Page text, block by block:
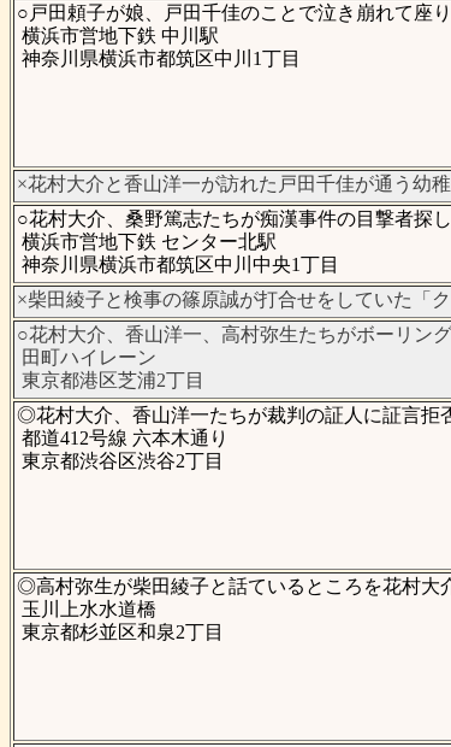
○戸田頼子が娘、戸田千佳のことで泣き崩れて座
横浜市営地下鉄 中川駅
神奈川県横浜市都筑区中川1丁目
×花村大介と香山洋一が訪れた戸田千佳が通う幼
○花村大介、桑野篤志たちが痴漢事件の目撃者探
横浜市営地下鉄 センター北駅
神奈川県横浜市都筑区中川中央1丁目
×柴田綾子と検事の篠原誠が打合せをしていた「
○花村大介、香山洋一、高村弥生たちがボーリン
田町ハイレーン
東京都港区芝浦2丁目
◎花村大介、香山洋一たちが裁判の証人に証言拒
都道412号線 六本木通り
東京都渋谷区渋谷2丁目
◎高村弥生が柴田綾子と話ているところを花村大
玉川上水水道橋
東京都杉並区和泉2丁目